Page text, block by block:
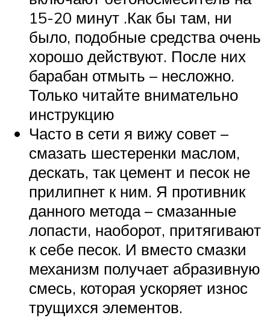
15-20 минут .Как бы там, ни
было, подобные средства очень
хорошо действуют. После них
барабан отмыть – несложно.
Только читайте внимательно
инструкцию
Часто в сети я вижу совет –
смазать шестеренки маслом,
дескать, так цемент и песок не
прилипнет к ним. Я противник
данного метода – смазанные
лопасти, наоборот, притягивают
к себе песок. И вместо смазки
механизм получает абразивную
смесь, которая ускоряет износ
трущихся элементов.